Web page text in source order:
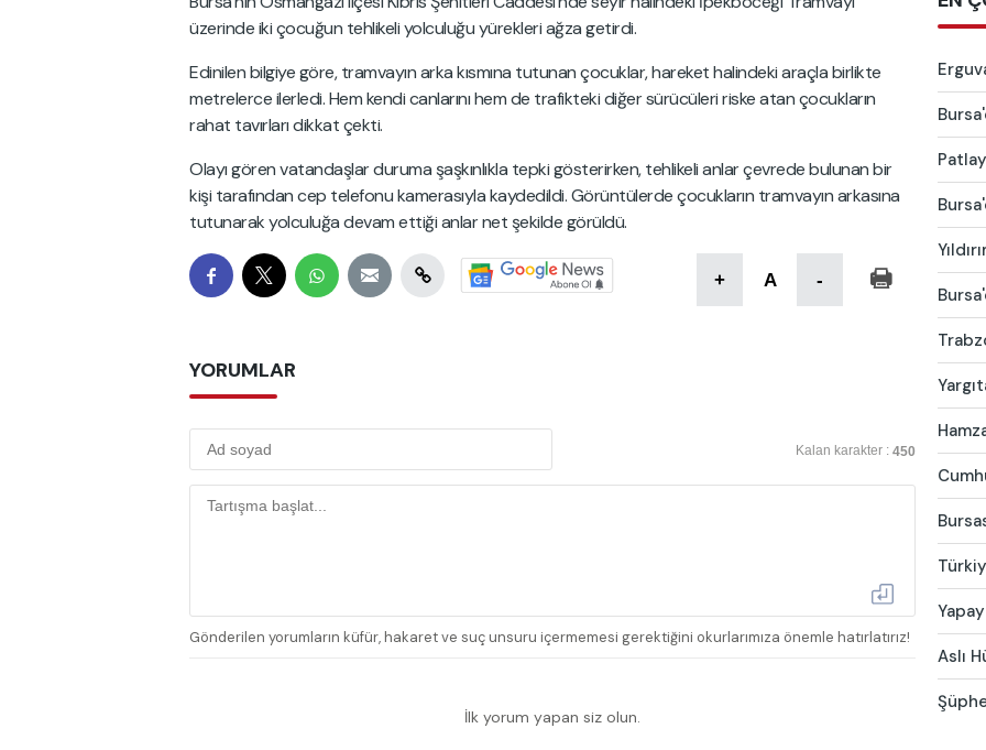
üzerinde iki çocuğun tehlikeli yolculuğu yürekleri ağza getirdi.
Edinilen bilgiye göre, tramvayın arka kısmına tutunan çocuklar, hareket halindeki araçla birlikte
metrelerce ilerledi. Hem kendi canlarını hem de trafikteki diğer sürücüleri riske atan çocukların
rahat tavırları dikkat çekti.
Olayı gören vatandaşlar duruma şaşkınlıkla tepki gösterirken, tehlikeli anlar çevrede bulunan bir
kişi tarafından cep telefonu kamerasıyla kaydedildi. Görüntülerde çocukların tramvayın arkasına
tutunarak yolculuğa devam ettiği anlar net şekilde görüldü.
+ A -
YORUMLAR
Kalan karakter : 450
Gönderilen yorumların küfür, hakaret ve suç unsuru içermemesi gerektiğini okurlarımıza önemle hatırlatırız!
İlk yorum yapan siz olun.
Aslı